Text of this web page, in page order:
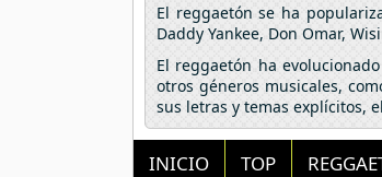
El reggaetón se ha
Daddy Yankee, Don Omar,
El reggaetón ha
otros géneros musicales,
sus letras y temas explícitos,
INICIO TOP